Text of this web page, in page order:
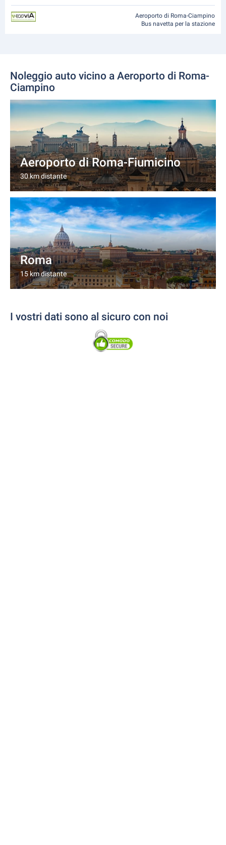
Aeroporto di Roma-Ciampino
Bus navetta per la stazione
Noleggio auto vicino a Aeroporto di Roma-
Ciampino
Aeroporto di Roma-Fiumicino
30 km distante
Roma
15 km distante
I vostri dati sono al sicuro con noi